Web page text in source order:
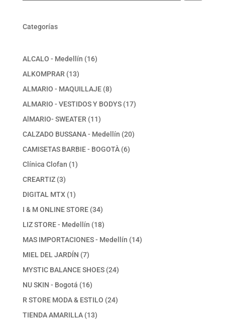
Categorías
ALCALO - Medellín 1616
ALKOMPRAR 1313
productos
ALMARIO - MAQUILLAJE 88
productos
ALMARIO - VESTIDOS Y BODYS 1717
AlMARIO- SWEATER 1111
productos
CALZADO BUSSANA - Medellín 2020
CAMISETAS BARBIE - BOGOTÀ 66
Clínica Clofan 11
CREARTIZ 33
productos
DIGITAL MTX 11
producto
I & M ONLINE STORE 3434
productos
LIZ STORE - Medellín 1818
productos
MAS IMPORTACIONES - Medellín 1414
MIEL DEL JARDÍN 77
productos
MYSTIC BALANCE SHOES 2424
NU SKIN - Bogotá 1616
productos
R STORE MODA & ESTILO 2424
TIENDA AMARILLA 1313